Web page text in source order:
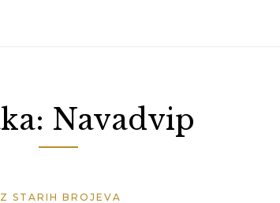
Navadvip
STARIH BROJEVA